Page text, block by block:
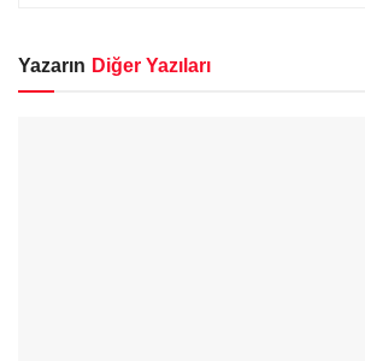
Yazarın Diğer Yazıları